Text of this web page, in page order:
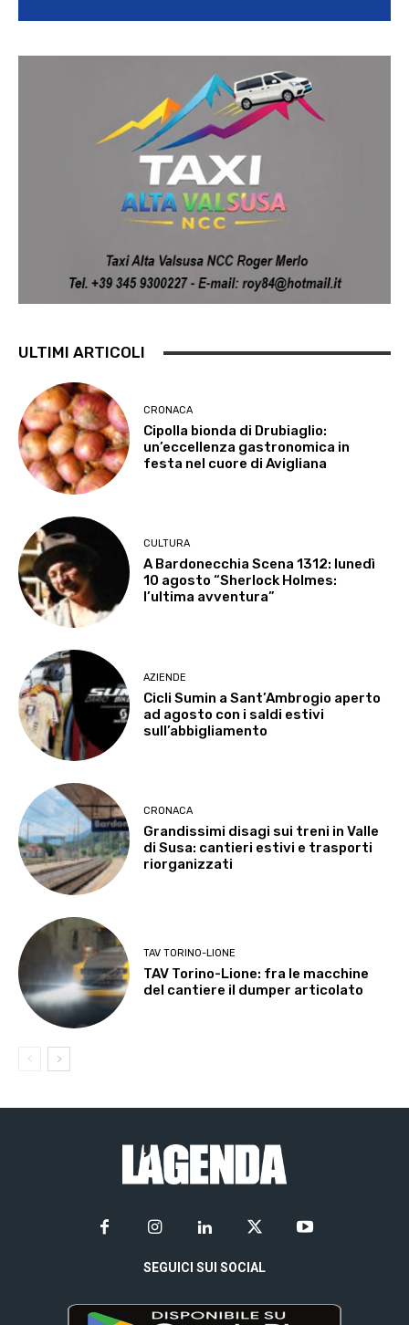
ULTIMI ARTICOLI
CRONACA
Cipolla bionda di Drubiaglio:
un’eccellenza gastronomica in
festa nel cuore di Avigliana
CULTURA
A Bardonecchia Scena 1312: lunedì
10 agosto “Sherlock Holmes:
l’ultima avventura”
AZIENDE
Cicli Sumin a Sant’Ambrogio aperto
ad agosto con i saldi estivi
sull’abbigliamento
CRONACA
Grandissimi disagi sui treni in Valle
di Susa: cantieri estivi e trasporti
riorganizzati
TAV TORINO-LIONE
TAV Torino-Lione: fra le macchine
del cantiere il dumper articolato
SEGUICI SUI SOCIAL